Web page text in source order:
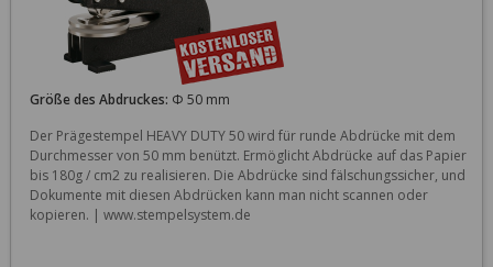
Größe des Abdruckes: Φ 50 mm
Der Prägestempel HEAVY DUTY 50 wird für runde Abdrücke mit dem
Durchmesser von 50 mm benützt. Ermöglicht Abdrücke auf das Papier
bis 180g / cm2 zu realisieren. Die Abdrücke sind fälschungssicher, und
Dokumente mit diesen Abdrücken kann man nicht scannen oder